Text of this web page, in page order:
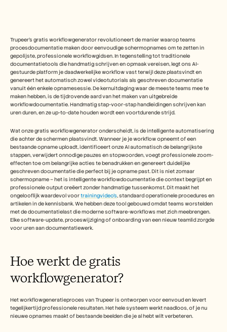
Trupeer's gratis workflowgenerator revolutioneert de manier waarop teams
procesdocumentatie maken door eenvoudige schermopnames om te zetten in
gepolijste, professionele workflowgidsen. In tegenstelling tot traditionele
documentatietools die handmatig schrijven en opmaak vereisen, legt ons AI-
gestuurde platform je daadwerkelijke workflow vast terwijl deze plaatsvindt en
genereert het automatisch zowel videotutorials als geschreven documentatie
vanuit één enkele opnamesessie. De kernuitdaging waar de meeste teams mee te
maken hebben, is de tijdrovende aard van het maken van uitgebreide
workflowdocumentatie. Handmatig stap-voor-stap handleidingen schrijven kan
uren duren, en ze up-to-date houden wordt een voortdurende strijd.
Wat onze gratis workflowgenerator onderscheidt, is de intelligente automatisering
die achter de schermen plaatsvindt. Wanneer je je workflow opneemt of een
bestaande opname uploadt, identificeert onze AI automatisch de belangrijkste
stappen, verwijdert onnodige pauzes en stopwoorden, voegt professionele zoom-
effecten toe om belangrijke acties te benadrukken en genereert duidelijke
geschreven documentatie die perfect bij je opname past. Dit is niet zomaar
schermopname – het is intelligente workflowdocumentatie die context begrijpt en
professionele output creëert zonder handmatige tussenkomst. Dit maakt het
ongelooflijk waardevol voor trainingvideo's, standaard operationele procedures en
artikelen in de kennisbank. We hebben deze tool gebouwd omdat teams worstelden
met de documentatielast die moderne software-workflows met zich meebrengen.
Elke software-update, proceswijziging of onboarding van een nieuw teamlid zorgde
voor uren aan documentatiewerk.
Hoe werkt de gratis
workflowgenerator?
Het workflowgeneratieproces van Trupeer is ontworpen voor eenvoud en levert
tegelijkertijd professionele resultaten. Het hele systeem werkt naadloos, of je nu
nieuwe opnames maakt of bestaande beelden die je al hebt wilt verbeteren.
Klantverhalen
Helpcentrum
Prijzen
Partner Program
TOEPASSINGEN
Verandermanagement
Verkoopondersteuning
Voorverkoop
Productmarketing
Klantensucces
Training
See more
Plan een demo
Start gratis proefperiode